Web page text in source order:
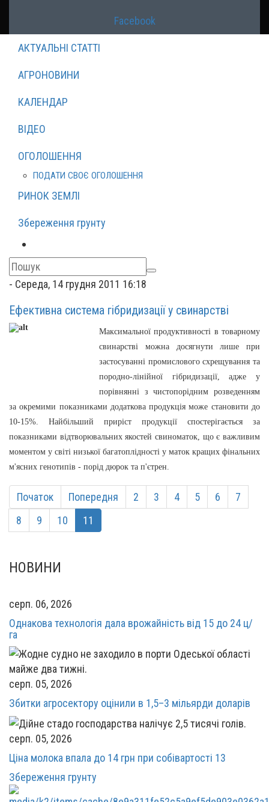
Facebook
АКТУАЛЬНІ СТАТТІ
АГРОНОВИНИ
КАЛЕНДАР
ВІДЕО
ОГОЛОШЕННЯ
ПОДАТИ СВОЄ ОГОЛОШЕННЯ
РИНОК ЗЕМЛІ
Збереження грунту
- Середа, 14 грудня 2011 16:18
Ефективна система гібридизації у свинарстві
Максимальної продуктивності в товарному
свинарстві можна досягнути лише при
застосуванні промислового схрещування та
породно-лінійної гібридизації, адже у
порівнянні з чистопорідним розведенням
за окремими показниками додаткова продукція може становити до
10-15%. Найбільший приріст продукції спостерігається за
показниками відтворювальних якостей свиноматок, що є важливим
моментом у світі низької багатоплідності у маток кращих фінальних
м'ясних генотипів - порід дюрок та п'єтрен.
Початок Попередня 2 3 4 5 6
7
8
9 10 11
НОВИНИ
серп. 06, 2026
Однакова технологія дала врожайність від 15 до 24 ц/
га
серп. 05, 2026
Збитки агросектору оцінили в 1,5–3 мільярди доларів
серп. 05, 2026
Ціна молока впала до 14 грн при собівартості 13
Збереження грунту